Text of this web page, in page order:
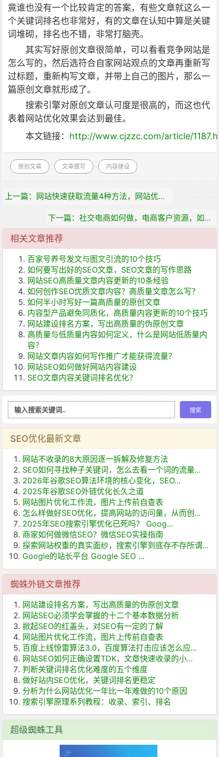
竟谁也没有一个比较肯定的答案，有些文章就这么一
个关键词排名也非常好，有的文章在认知中算是关键
词堆砌，排名也不错，非常打脑壳。
其实写好原创文章很简单，可以看看竞争网站是
怎么写的，然后选符合自家网站观点的文章再重新写
过标题，重新构写文章，并带上自己的图片，那么一
篇原创文章就形成了。
搜索引擎对原创文章认可度是很高的，而这也代
表着网站优化效果会达到最佳。
本文链接： http://www.cjzzc.com/article/
原创文章 文章撰写 内容建设
上一篇：网站快速获取流量4种方法，网站优化推广怎么做？
下一篇：社交电商如何做，电商客户资源，如何做私域流量转化 ?
相关文章推荐
百家号养号发文与图文引流的10个技巧
如何要写出好的SEO文章，SEO文章的写作思路
网站SEO高质量文章内容更新的10条经验
如何创作SEO优质文章内容？高质量文章怎么写？
如何半小时写好一篇高质量的原创文章
内容型产品避免同质化，高质量内容更新的10个技巧
网站建设排名方案，写出高质量的伪原创文章
高质量与低质量内容如何定义，什么是网站低质量内
容？
网站文章内容如何写作推广才能获得流量？
网站SEO如何做好网站内容建设
SEO文章内容关键词排名优化？
SEO优化最新文章
网站不收录的8大原因逐一拆解及修复方法
SEO如何寻找种子关键词，怎么去看一个词的流量...
2026年谷歌SEO算法环境的核心变化，SEO...
2025年谷歌SEO外链优化长久之道
网站图片优化工作流，图片上传前自查表
怎么样做好SEO优化，提高网站的访问量，从而创...
2025年SEO搜索引擎优化已死吗？ Goog...
商家如何做微信SEO？微信SEO实操指南
探索网站权重的真实面纱，搜索引擎到底存不存所谓...
Google的站长平台 Google SEO ...
蜘蛛外链文章推荐
网站建设排名方案，写出高质量的伪原创文章
网站SEO必须学会掌握的十二个基本数据分析
掀起SEO的红盖头，对SEO有一定的了解
网站图片优化工作流，图片上传前自查表
百度上线惊雷算法3.0，百度算法打击应该怎么应...
网站SEO如何正确设置TDK，文章快速收录的小...
判断关键词排名优化难度的五个维度
做好站内SEO优化，关键词排名更稳定
分析为什么网站优化一年比一年难做的10个原因
搜索引擎原理系列教程：收录、索引、排名
超级蜘蛛工具